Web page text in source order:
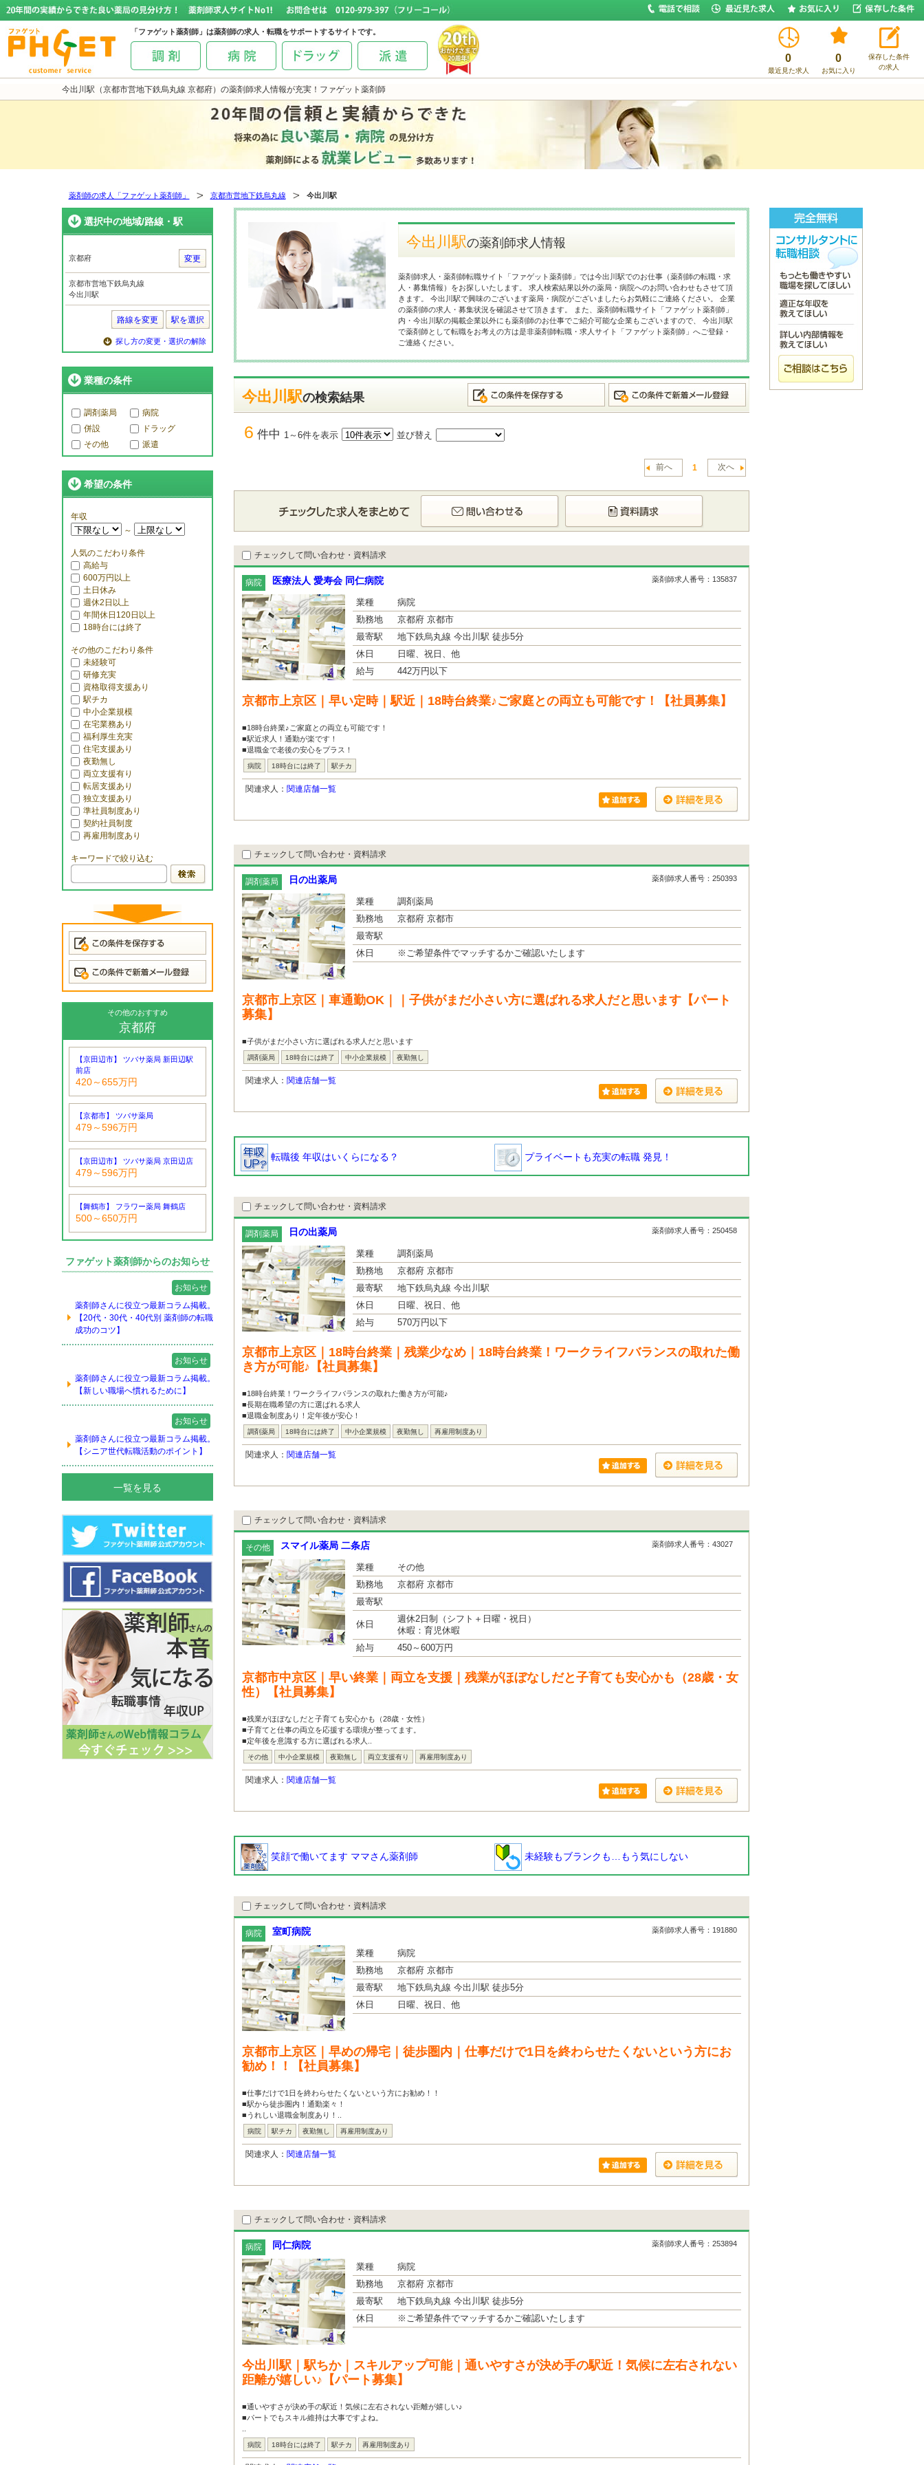
今出川駅（京都市営地下鉄烏丸線 京都府）の薬剤師求人情報が充実！ファゲット薬剤師
「ファゲット薬剤師」は薬剤師の求人・転職をサポートするサイトです。
0
最近見た求人
0
お気に入り
保存した条件
の求人
薬剤師の求人「ファゲット薬剤師」 京都市営地下鉄烏丸線 今出川駅
選択中の地域/路線・駅
京都府 変更
京都市営地下鉄烏丸線
今出川駅
路線を変更 駅を選択
探し方の変更・選択の解除
業種の条件
調剤薬局
病院
併設
ドラッグ
その他
派遣
希望の条件
年収
～
人気のこだわり条件
高給与
600万円以上
土日休み
週休2日以上
年間休日120日以上
18時台には終了
その他のこだわり条件
未経験可
研修充実
資格取得支援あり
駅チカ
中小企業規模
在宅業務あり
福利厚生充実
住宅支援あり
夜勤無し
両立支援有り
転居支援あり
独立支援あり
準社員制度あり
契約社員制度
再雇用制度あり
キーワードで絞り込む
その他のおすすめ
京都府
【京田辺市】 ツバサ薬局 新田辺駅
前店
420～655万円
【京都市】 ツバサ薬局
479～596万円
【京田辺市】 ツバサ薬局 京田辺店
479～596万円
【舞鶴市】 フラワー薬局 舞鶴店
500～650万円
ファゲット薬剤師からのお知らせ
お知らせ
薬剤師さんに役立つ最新コラム掲載。
【20代・30代・40代別 薬剤師の転職
成功のコツ】
お知らせ
薬剤師さんに役立つ最新コラム掲載。
【新しい職場へ慣れるために】
お知らせ
薬剤師さんに役立つ最新コラム掲載。
【シニア世代転職活動のポイント】
一覧を見る
今出川駅の薬剤師求人情報
薬剤師求人・薬剤師転職サイト「ファゲット薬剤師」では今出川駅でのお仕事（薬剤師の転職・求
人・募集情報）をお探しいたします。 求人検索結果以外の薬局・病院へのお問い合わせもさせて頂
きます。 今出川駅で興味のございます薬局・病院がございましたらお気軽にご連絡ください。 企業
の薬剤師の求人・募集状況を確認させて頂きます。 また、薬剤師転職サイト「ファゲット薬剤師」
内・今出川駅の掲載企業以外にも薬剤師のお仕事でご紹介可能な企業もございますので、 今出川駅
で薬剤師として転職をお考えの方は是非薬剤師転職・求人サイト「ファゲット薬剤師」へご登録・
ご連絡ください。
今出川駅の検索結果
6 件中 1～6件を表示 並び替え
前へ 1 次へ
チェックして問い合わせ・資料請求
病院 医療法人 愛寿会 同仁病院 薬剤師求人番号：135837
業種
病院
勤務地
京都府 京都市
最寄駅
地下鉄烏丸線 今出川駅 徒歩5分
休日
日曜、祝日、他
給与
442万円以下
京都市上京区｜早い定時｜駅近｜18時台終業♪ご家庭との両立も可能です！【社員募集】
■18時台終業♪ご家庭との両立も可能です！
■駅近求人！通勤が楽です！
■退職金で老後の安心をプラス！
病院 18時台には終了 駅チカ
関連求人： 関連店舗一覧
チェックして問い合わせ・資料請求
調剤薬局 日の出薬局 薬剤師求人番号：250393
業種
調剤薬局
勤務地
京都府 京都市
最寄駅
休日
※ご希望条件でマッチするかご確認いたします
京都市上京区｜車通勤OK｜｜子供がまだ小さい方に選ばれる求人だと思います【パート
募集】
■子供がまだ小さい方に選ばれる求人だと思います
調剤薬局 18時台には終了 中小企業規模 夜勤無し
関連求人： 関連店舗一覧
転職後 年収はいくらになる？ プライベートも充実の転職 発見！
チェックして問い合わせ・資料請求
調剤薬局 日の出薬局 薬剤師求人番号：250458
業種
調剤薬局
勤務地
京都府 京都市
最寄駅
地下鉄烏丸線 今出川駅
休日
日曜、祝日、他
給与
570万円以下
京都市上京区｜18時台終業｜残業少なめ｜18時台終業！ワークライフバランスの取れた働
き方が可能♪【社員募集】
■18時台終業！ワークライフバランスの取れた働き方が可能♪
■長期在職希望の方に選ばれる求人
■退職金制度あり！定年後が安心！
調剤薬局 18時台には終了 中小企業規模 夜勤無し 再雇用制度あり
関連求人： 関連店舗一覧
チェックして問い合わせ・資料請求
その他 スマイル薬局 二条店 薬剤師求人番号：43027
業種
その他
勤務地
京都府 京都市
最寄駅
休日
週休2日制（シフト＋日曜・祝日）
休暇：育児休暇
給与
450～600万円
京都市中京区｜早い終業｜両立を支援｜残業がほぼなしだと子育ても安心かも（28歳・女
性）【社員募集】
■残業がほぼなしだと子育ても安心かも（28歳・女性）
■子育てと仕事の両立を応援する環境が整ってます。
■定年後を意識する方に選ばれる求人..
その他 中小企業規模 夜勤無し 両立支援有り 再雇用制度あり
関連求人： 関連店舗一覧
笑顔で働いてます ママさん薬剤師 未経験もブランクも…もう気にしない
チェックして問い合わせ・資料請求
病院 室町病院 薬剤師求人番号：191880
業種
病院
勤務地
京都府 京都市
最寄駅
地下鉄烏丸線 今出川駅 徒歩5分
休日
日曜、祝日、他
京都市上京区｜早めの帰宅｜徒歩圏内｜仕事だけで1日を終わらせたくないという方にお
勧め！！【社員募集】
■仕事だけで1日を終わらせたくないという方にお勧め！！
■駅から徒歩圏内！通勤楽々！
■うれしい退職金制度あり！..
病院 駅チカ 夜勤無し 再雇用制度あり
関連求人： 関連店舗一覧
チェックして問い合わせ・資料請求
病院 同仁病院 薬剤師求人番号：253894
業種
病院
勤務地
京都府 京都市
最寄駅
地下鉄烏丸線 今出川駅 徒歩5分
休日
※ご希望条件でマッチするかご確認いたします
今出川駅｜駅ちか｜スキルアップ可能｜通いやすさが決め手の駅近！気候に左右されない
距離が嬉しい♪【パート募集】
■通いやすさが決め手の駅近！気候に左右されない距離が嬉しい♪
■パートでもスキル維持は大事ですよね。
病院 18時台には終了 駅チカ 再雇用制度あり